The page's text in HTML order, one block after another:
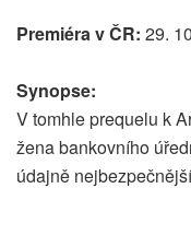
Premiéra v ČR: 29.
Synopse:
V tomhle prequelu k
žena bankovního
údajně